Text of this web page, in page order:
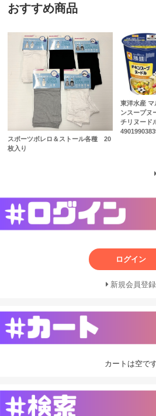
おすすめ商品
スポーツボレロ＆ストール各種 20
枚入り
東洋水産
ンスープヌ
チリヌード
ログイン
新規会員登録
カートは空で